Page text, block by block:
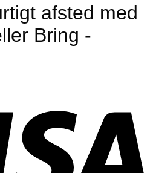
afsted med
Bring -